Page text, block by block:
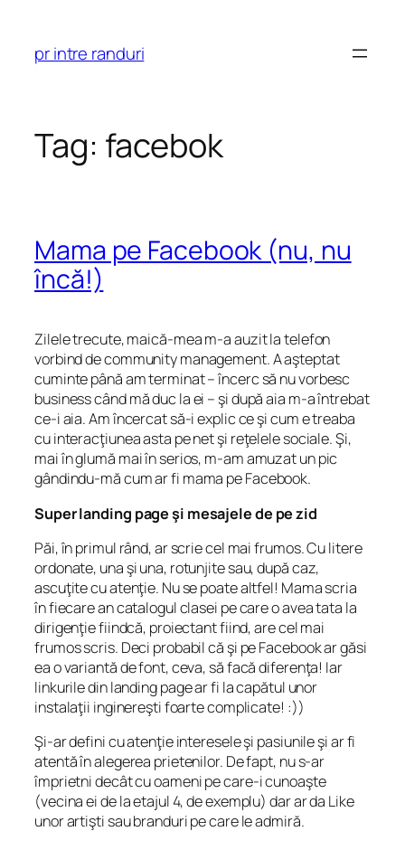
content
pr intre randuri
Tag: facebok
Mama pe Facebook (nu, nu
încă!)
Zilele trecute, maică-mea m-a auzit la telefon
vorbind de community management. A aşteptat
cuminte până am terminat – încerc să nu vorbesc
business când mă duc la ei – şi după aia m-a întrebat
ce-i aia. Am încercat să-i explic ce şi cum e treaba
cu interacţiunea asta pe net şi reţelele sociale. Şi,
mai în glumă mai în serios, m-am amuzat un pic
gândindu-mă cum ar fi mama pe Facebook.
Super landing page şi mesajele de pe zid
Păi, în primul rând, ar scrie cel mai frumos. Cu litere
ordonate, una şi una, rotunjite sau, după caz,
ascuţite cu atenţie. Nu se poate altfel! Mama scria
în fiecare an catalogul clasei pe care o avea tata la
dirigenţie fiindcă, proiectant fiind, are cel mai
frumos scris. Deci probabil că şi pe Facebook ar găsi
ea o variantă de font, ceva, să facă diferenţa! Iar
linkurile din landing page ar fi la capătul unor
instalaţii inginereşti foarte complicate! :))
Şi-ar defini cu atenţie interesele şi pasiunile şi ar fi
atentă în alegerea prietenilor. De fapt, nu s-ar
împrietni decât cu oameni pe care-i cunoaşte
(vecina ei de la etajul 4, de exemplu) dar ar da Like
unor artişti sau branduri pe care le admiră.